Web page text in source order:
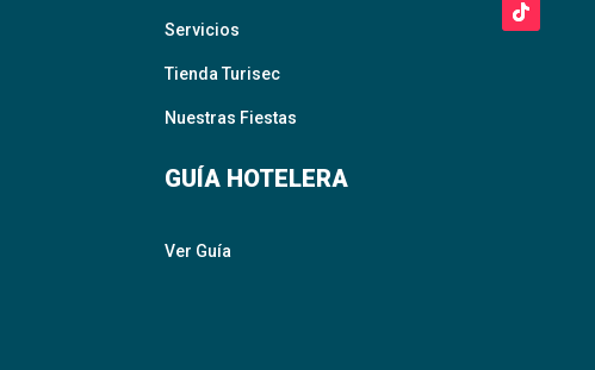
Servicios
Tienda Turisec
Nuestras Fiestas
GUÍA HOTELERA
Ver Guía